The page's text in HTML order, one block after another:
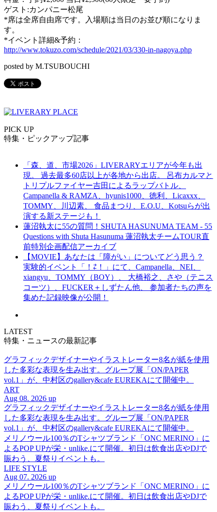
ゲスト:カンパニー松尾
*席は全席自由席です。入場順は当日のお並び順になりま
す。
*イベント詳細&予約：
http://www.tokuzo.com/schedule/2021/03/330-in-nagoya.php
posted by M.TSUBOUCHI
PICK UP
特集・ピックアップ記事
「森、道、市場2026」LIVERARYエリアが今年も出
現。 過去最多60店以上が各地から出店。 呂布カルマと
トリプルファイヤー吉田によるラップバトル、
Campanella & RAMZA、hyunis1000、徳利、Licaxxx、
TOMMY、川辺素、 食品まつり、E.O.U、Kotsuらが出
演する新ステージも！
蓮沼執太に55の質問！SHUTA HASUNUMA TEAM - 55
Questions with Shuta Hasunuma 蓮沼執太チームTOUR直
前特別企画配信アーカイブ
【MOVIE】あなたは「障がい」についてどう思う？
実験的イベント「！⇄！」にて、Campanella、NEI、
xiangyu、TOMMY（BOY）、 大橋裕之、さや（テニス
コーツ）、FUCKER＋しずたん他、 参加者たちの声を
集めた記録映像が公開！
LATEST
特集・ニュースの最新記事
グラフィックデザイナーやイラストレーター8名が紙を使用
した多彩な表現を生み出す。グループ展「ON/PAPER
vol.1」が、中村区のgallery&cafe EUREKAにて開催中。
ART
Aug 08. 2026 up
グラフィックデザイナーやイラストレーター8名が紙を使用
した多彩な表現を生み出す。グループ展「ON/PAPER
vol.1」が、中村区のgallery&cafe EUREKAにて開催中。
メリノウール100％のTシャツブランド「ONC MERINO」に
よるPOP UPが栄・unlike.にて開催。初日は飲食出店やDJで
賑わう、夏祭りイベントも。
LIFE STYLE
Aug 07. 2026 up
メリノウール100％のTシャツブランド「ONC MERINO」に
よるPOP UPが栄・unlike.にて開催。初日は飲食出店やDJで
賑わう、夏祭りイベントも。